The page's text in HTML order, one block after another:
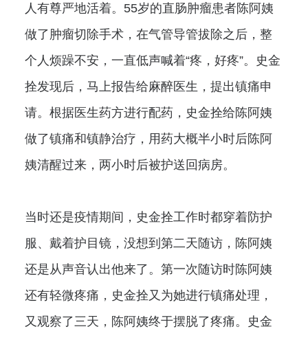
人有尊严地活着。55岁的直肠肿瘤患者陈阿姨
做了肿瘤切除手术，在气管导管拔除之后，整
个人烦躁不安，一直低声喊着“疼，好疼”。史金
拴发现后，马上报告给麻醉医生，提出镇痛申
请。根据医生药方进行配药，史金拴给陈阿姨
做了镇痛和镇静治疗，用药大概半小时后陈阿
姨清醒过来，两小时后被护送回病房。
当时还是疫情期间，史金拴工作时都穿着防护
服、戴着护目镜，没想到第二天随访，陈阿姨
还是从声音认出他来了。第一次随访时陈阿姨
还有轻微疼痛，史金拴又为她进行镇痛处理，
又观察了三天，陈阿姨终于摆脱了疼痛。史金